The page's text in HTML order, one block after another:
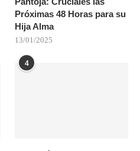
Próximas 48 Horas para su
Hija Alma
13/01/2025
4